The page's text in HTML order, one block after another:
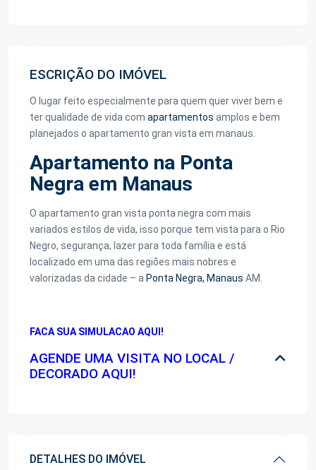
ESCRIÇÃO DO IMÓVEL
O lugar feito especialmente para quem quer viver bem e
ter qualidade de vida com apartamentos amplos e bem
planejados o apartamento gran vista em manaus.
Apartamento na Ponta
Negra em Manaus
O apartamento gran vista ponta negra com mais
variados estilos de vida, isso porque tem vista para o Rio
Negro, segurança, lazer para toda família e está
localizado em uma das regiões mais nobres e
valorizadas da cidade – a Ponta Negra, Manaus AM.
FACA SUA SIMULACAO AQUI!
AGENDE UMA VISITA NO LOCAL /
DECORADO AQUI!
DETALHES DO IMÓVEL